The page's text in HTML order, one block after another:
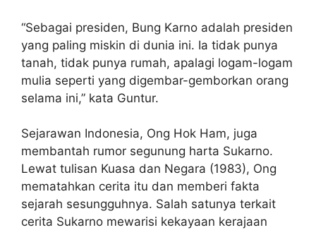
“Sebagai presiden, Bung Karno adalah presiden
yang paling miskin di dunia ini. Ia tidak punya
tanah, tidak punya rumah, apalagi logam-logam
mulia seperti yang digembar-gemborkan orang
selama ini,” kata Guntur.
Sejarawan Indonesia, Ong Hok Ham, juga
membantah rumor segunung harta Sukarno.
Lewat tulisan Kuasa dan Negara (1983), Ong
mematahkan cerita itu dan memberi fakta
sejarah sesungguhnya. Salah satunya terkait
cerita Sukarno mewarisi kekayaan kerajaan